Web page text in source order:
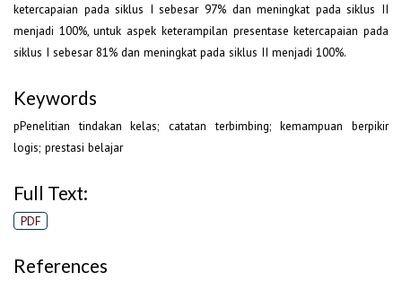
ketercapaian pada siklus I sebesar 97% dan meningkat pada siklus II
menjadi 100%, untuk aspek keterampilan presentase ketercapaian pada
siklus I sebesar 81% dan meningkat pada siklus II menjadi 100%.
Keywords
pPenelitian tindakan kelas; catatan terbimbing; kemampuan berpikir
logis; prestasi belajar
Full Text:
PDF
References